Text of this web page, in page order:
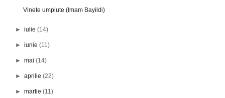
Vinete umplute (Imam Bayildi)
►iulie(14)
►iunie(11)
►mai(14)
►aprilie(22)
►martie(11)